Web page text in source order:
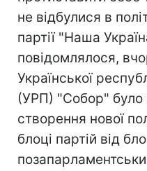
не відбулися в
партії "Наша
повідомлялося,
Української
(УРП) "Собор" було
створення нової
блоці партій від